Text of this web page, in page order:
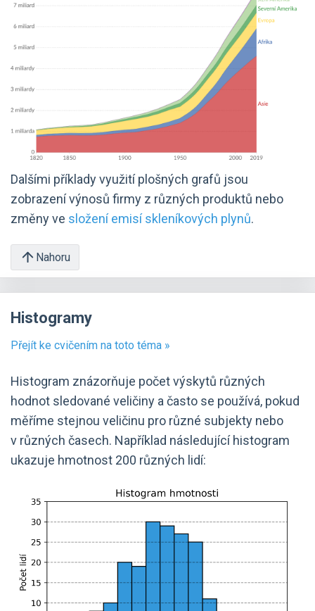
Dalšími příklady využití plošných grafů jsou
zobrazení výnosů firmy z různých produktů nebo
změny ve složení emisí skleníkových plynů.
Nahoru
Histogramy
Přejít ke cvičením na toto téma »
Histogram znázorňuje počet výskytů různých
hodnot sledované veličiny a často se používá, pokud
měříme stejnou veličinu pro různé subjekty nebo
v různých časech. Například následující histogram
ukazuje hmotnost 200 různých lidí: